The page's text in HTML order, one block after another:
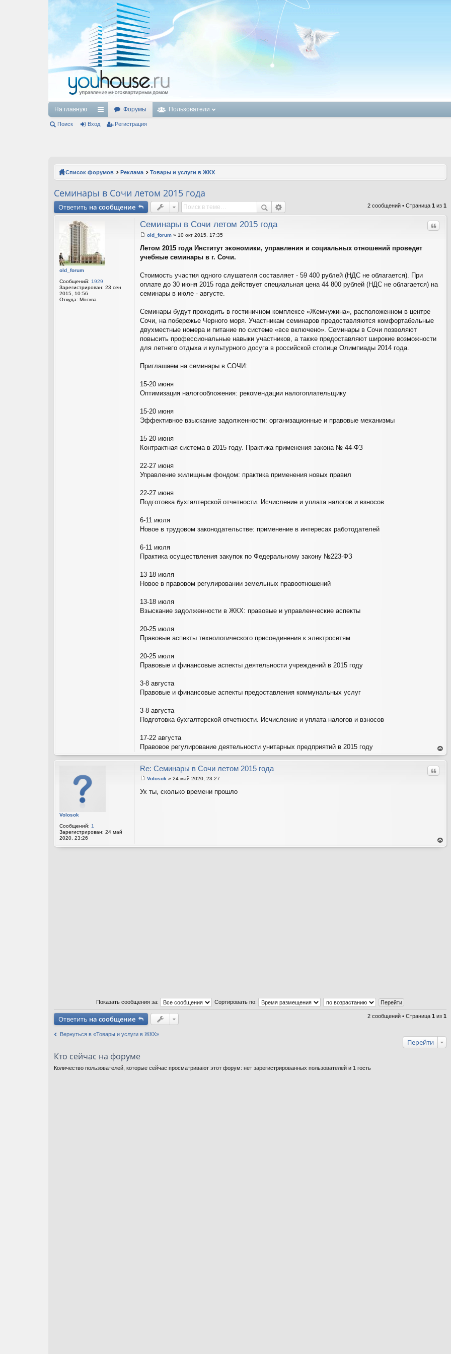
На главную
с
и
Форумы Пользователи
Поиск Вход Регистрация
Список форумов Реклама Товары и услуги в ЖКХ
Семинары в Сочи летом 2015 года
Ответить на сообщение 2 сообщений • Страница 1 из 1
old_forum
Сообщений: 1929
Зарегистрирован: 23 сен
2015, 10:56
Откуда: Москва
Семинары в Сочи летом 2015 года
о
о
б
н
и
е
old_forum » 10 окт 2015, 17:35
Летом 2015 года Институт экономики, управления и социальных отношений проведет
учебные семинары в г. Сочи.
Стоимость участия одного слушателя составляет - 59 400 рублей (НДС не облагается). При
оплате до 30 июня 2015 года действует специальная цена 44 800 рублей (НДС не облагается) на
семинары в июле - августе.
Семинары будут проходить в гостиничном комплексе «Жемчужина», расположенном в центре
Сочи, на побережье Черного моря. Участникам семинаров предоставляются комфортабельные
двухместные номера и питание по системе «все включено». Семинары в Сочи позволяют
повысить профессиональные навыки участников, а также предоставляют широкие возможности
для летнего отдыха и культурного досуга в российской столице Олимпиады 2014 года.
Приглашаем на семинары в СОЧИ:
15-20 июня
Оптимизация налогообложения: рекомендации налогоплательщику
15-20 июня
Эффективное взыскание задолженности: организационные и правовые механизмы
15-20 июня
Контрактная система в 2015 году. Практика применения закона № 44-ФЗ
22-27 июня
Управление жилищным фондом: практика применения новых правил
22-27 июня
Подготовка бухгалтерской отчетности. Исчисление и уплата налогов и взносов
6-11 июля
Новое в трудовом законодательстве: применение в интересах работодателей
6-11 июля
Практика осуществления закупок по Федеральному закону №223-ФЗ
13-18 июля
Новое в правовом регулировании земельных правоотношений
13-18 июля
Взыскание задолженности в ЖКХ: правовые и управленческие аспекты
20-25 июля
Правовые аспекты технологического присоединения к электросетям
20-25 июля
Правовые и финансовые аспекты деятельности учреждений в 2015 году
3-8 августа
Правовые и финансовые аспекты предоставления коммунальных услуг
3-8 августа
Подготовка бухгалтерской отчетности. Исчисление и уплата налогов и взносов
17-22 августа
Правовое регулирование деятельности унитарных предприятий в 2015 году
ну
на
Volosok
Сообщений: 1
Зарегистрирован: 24 май
2020, 23:26
Re: Семинары в Сочи летом 2015 года
о
Volosok » 24 май 2020, 23:27
Ух ты, сколько времени прошло
Показать сообщения за: Сортировать по:
Ответить на сообщение 2 сообщений • Страница 1 из 1
Вернуться в «Товары и услуги в ЖКХ»
Перейти
Кто сейчас на форуме
Количество пользователей, которые сейчас просматривают этот форум: нет зарегистрированных пользователей и 1 гость